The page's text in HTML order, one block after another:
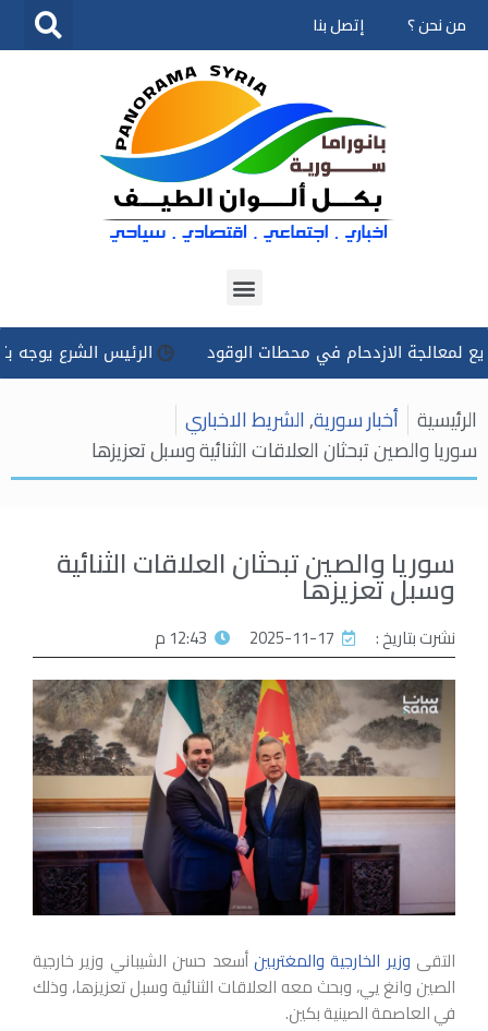
تخطى
من نحن ؟ إتصل بنا
الازدحام في محطات الوقود الرئيس الشرع يوجه
الرئيسية أخبار سورية,الشريط الاخباري
سوريا والصين تبحثان العلاقات الثنائية وسبل تعزيزها
سوريا والصين تبحثان العلاقات الثنائية
وسبل تعزيزها
نشرت بتاريخ : 2025-11-17 12:43 م
التقى وزير الخارجية والمغتربينأسعد حسن الشيباني وزير خارجية
الصين وانغ يي، وبحث معه العلاقات الثنائية وسبل تعزيزها، وذلك
في العاصمة الصينية بكين.